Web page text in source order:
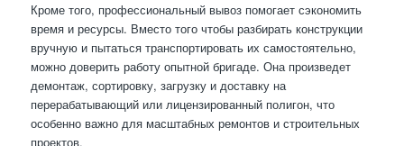
Кроме того, профессиональный вывоз помогает сэкономить
время и ресурсы. Вместо того чтобы разбирать конструкции
вручную и пытаться транспортировать их самостоятельно,
можно доверить работу опытной бригаде. Она произведет
демонтаж, сортировку, загрузку и доставку на
перерабатывающий или лицензированный полигон, что
особенно важно для масштабных ремонтов и строительных
проектов.